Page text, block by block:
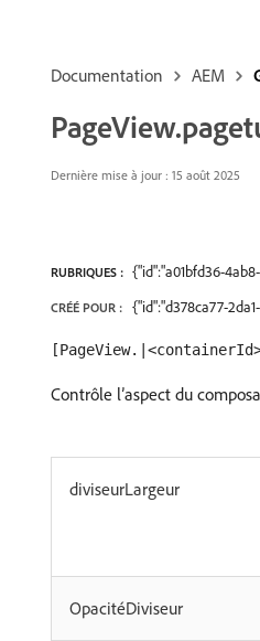
Documentation AEM
Dernière mise à jour : 15 août 2025
RUBRIQUES : {"id":"a01bfd36-
CRÉÉ POUR : {"id":"d378ca77-
Contrôle l’aspect du
diviseurLargeur
OpacitéDiviseur